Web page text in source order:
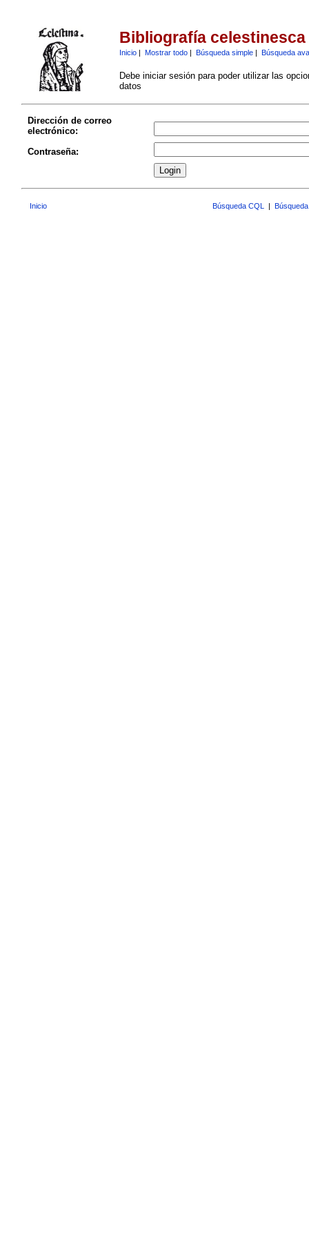
Bibliografía celestinesca
Inicio| Mostrar todo| Búsqueda simple| Búsqueda
Debe iniciar sesión para poder utilizar las
datos
Dirección de correo
electrónico:
Contraseña:
Inicio Búsqueda CQL |